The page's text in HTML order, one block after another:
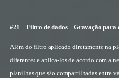
#21 – Filtro de dados – Gravação para
Além do filtro aplicado diretamente na
diferentes e aplica-los de acordo com a
planilhas que são compartilhadas entre